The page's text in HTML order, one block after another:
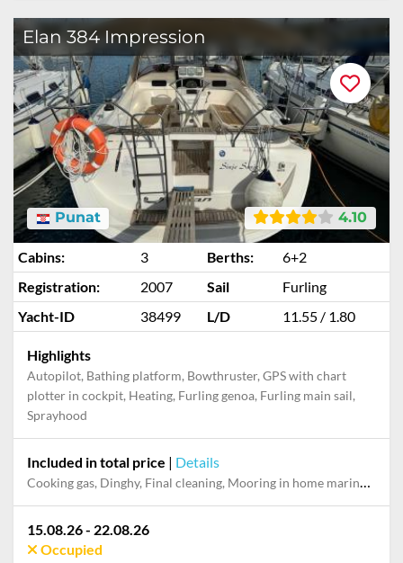
Elan 384 Impression
4.10
Punat
Cabins: 3 Berths:
6+2
Registration:
2007 Sail
Furling
Yacht-ID
38499 L/D 11.55 / 1.80
Highlights
Autopilot, Bathing platform, Bowthruster, GPS with chart
plotter in cockpit, Heating, Furling genoa, Furling main sail,
Sprayhood
Included in total price | Details
Cooking gas, Dinghy, Final cleaning, Mooring in home marina during the whole charter, Permit / Transitlog, Pillow, blanket, sheets, duvet cover, WiFi internet on board
15.08.26 - 22.08.26
Occupied